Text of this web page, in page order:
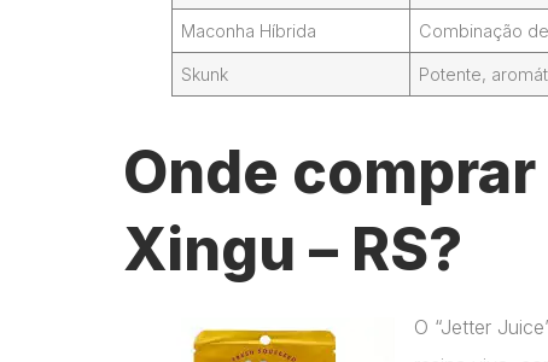
Maconha Híbrida Combinação
Skunk Potente,
Onde
Xingu – RS?
O “Jetter